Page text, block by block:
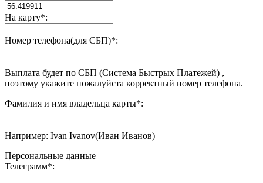
На карту*:
Номер телефона(для СБП)*:
Выплата будет по СБП (Система Быстрых Платежей) ,
поэтому укажите пожалуйста корректный номер телефона.
Фамилия и имя владельца карты*:
Например: Ivan Ivanov(Иван Иванов)
Персональные данные
Телеграмм*: